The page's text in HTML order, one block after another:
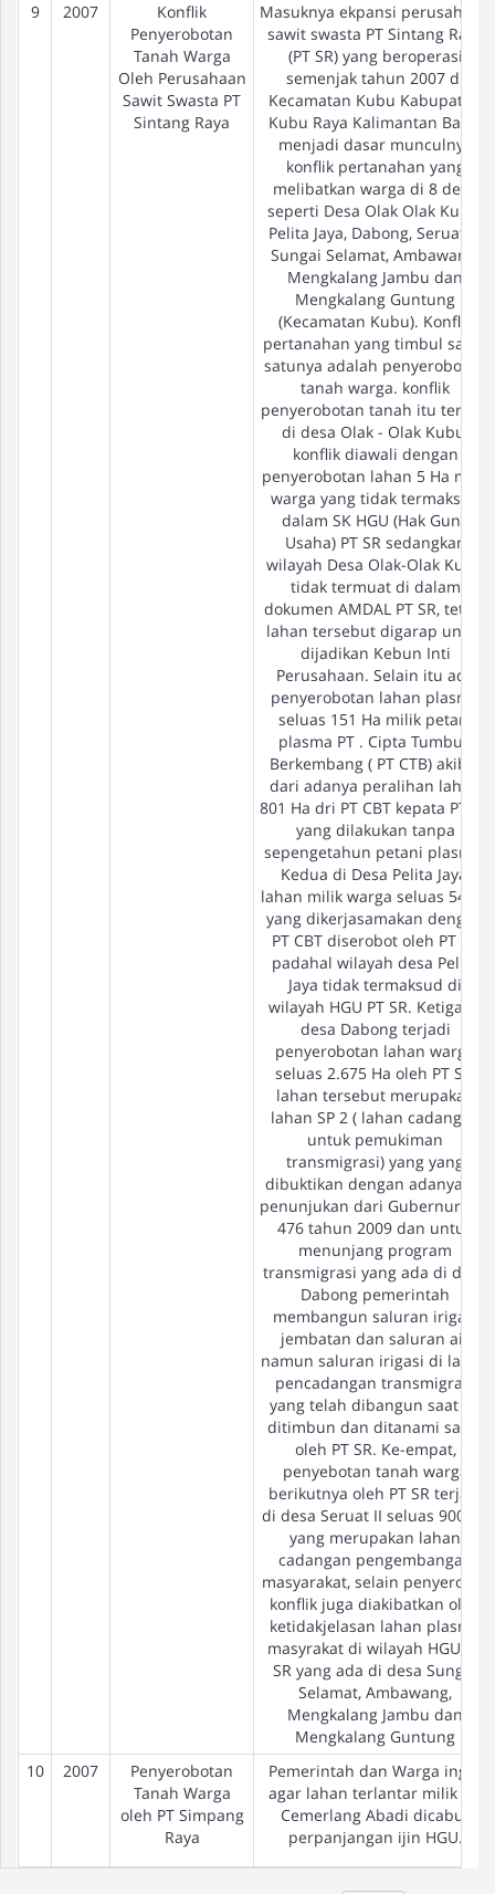
9
2007
Konflik
Penyerobotan
Tanah Warga
Oleh Perusahaan
Sawit Swasta PT
Sintang Raya
Masuknya ekpansi perusahaan
sawit swasta PT Sintang Raya
(PT SR) yang beroperasi
semenjak tahun 2007 di
Kecamatan Kubu Kabupaten
Kubu Raya Kalimantan Barat
menjadi dasar munculnya
konflik pertanahan yang
melibatkan warga di 8 desa
seperti Desa Olak Olak Kubu,
Pelita Jaya, Dabong, Seruat II,
Sungai Selamat, Ambawang,
Mengkalang Jambu dan
Mengkalang Guntung
(Kecamatan Kubu). Konflik
pertanahan yang timbul salah
satunya adalah penyerobotan
tanah warga. konflik
penyerobotan tanah itu terjadi
di desa Olak - Olak Kubu,
konflik diawali dengan
penyerobotan lahan 5 Ha milik
warga yang tidak termaksud
dalam SK HGU (Hak Guna
Usaha) PT SR sedangkan
wilayah Desa Olak-Olak Kubu
tidak termuat di dalam
dokumen AMDAL PT SR, tetapi
lahan tersebut digarap untuk
dijadikan Kebun Inti
Perusahaan. Selain itu ada
penyerobotan lahan plasma
seluas 151 Ha milik petani
plasma PT . Cipta Tumbuh
Berkembang ( PT CTB) akibat
dari adanya peralihan lahan
801 Ha dri PT CBT kepata PT SR
yang dilakukan tanpa
sepengetahun petani plasma.
Kedua di Desa Pelita Jaya,
lahan milik warga seluas 54 Ha
yang dikerjasamakan dengan
PT CBT diserobot oleh PT SR
padahal wilayah desa Pelita
Jaya tidak termaksud di
wilayah HGU PT SR. Ketiga di
desa Dabong terjadi
penyerobotan lahan warga
seluas 2.675 Ha oleh PT SR,
lahan tersebut merupakan
lahan SP 2 ( lahan cadangan
untuk pemukiman
transmigrasi) yang yang
dibuktikan dengan adanya SK
penunjukan dari Gubernur No.
476 tahun 2009 dan untuk
menunjang program
transmigrasi yang ada di desa
Dabong pemerintah
membangun saluran irigasi
jembatan dan saluran air
namun saluran irigasi di lahan
pencadangan transmigrasi
yang telah dibangun saat ini
ditimbun dan ditanami sawit
oleh PT SR. Ke-empat,
penyebotan tanah warga
berikutnya oleh PT SR terjadi
di desa Seruat II seluas 900 Ha
yang merupakan lahan
cadangan pengembangan
masyarakat, selain penyerotan
konflik juga diakibatkan oleh
ketidakjelasan lahan plasma
masyrakat di wilayah HGU PT
SR yang ada di desa Sungai
Selamat, Ambawang,
Mengkalang Jambu dan
Mengkalang Guntung
10
2007
Penyerobotan
Tanah Warga
oleh PT Simpang
Raya
Pemerintah dan Warga ingin
agar lahan terlantar milik PT.
Cemerlang Abadi dicabut
perpanjangan ijin HGU.